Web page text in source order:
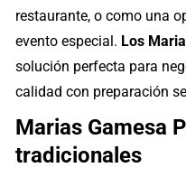
restaurante, o como una
evento especial. Los
solución perfecta para
calidad con preparación
Marias Gamesa
tradicionales